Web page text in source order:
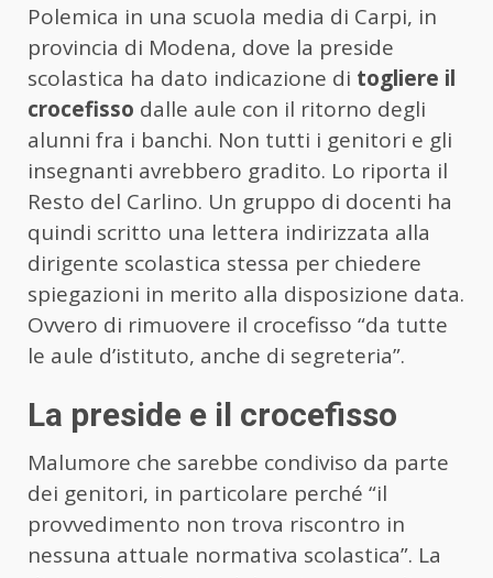
Polemica in una scuola media di Carpi, in
provincia di Modena, dove la preside
scolastica ha dato indicazione di togliere il
crocefisso dalle aule con il ritorno degli
alunni fra i banchi. Non tutti i genitori e gli
insegnanti avrebbero gradito. Lo riporta il
Resto del Carlino. Un gruppo di docenti ha
quindi scritto una lettera indirizzata alla
dirigente scolastica stessa per chiedere
spiegazioni in merito alla disposizione data.
Ovvero di rimuovere il crocefisso “da tutte
le aule d’istituto, anche di segreteria”.
La preside e il crocefisso
Malumore che sarebbe condiviso da parte
dei genitori, in particolare perché “il
provvedimento non trova riscontro in
nessuna attuale normativa scolastica”. La